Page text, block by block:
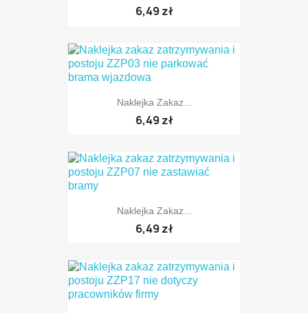
6,49 zł
Naklejka Zakaz...
6,49 zł
Naklejka Zakaz...
6,49 zł